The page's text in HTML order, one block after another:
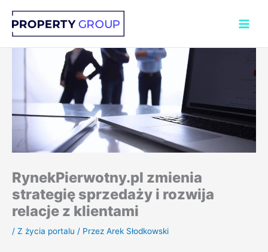
treści
RynekPierwotny.pl zmienia
strategię sprzedaży i rozwija
relacje z klientami
/ Z życia portalu / Przez Arek Słodkowski